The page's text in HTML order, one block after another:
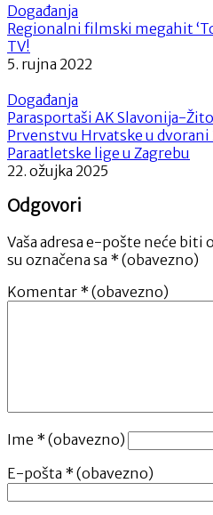
Događanja
Regionalni filmski megahit
TV!
5. rujna 2022
Događanja
Parasportaši AK Slavonija-
Prvenstvu Hrvatske u dvorani
Paraatletske lige u Zagrebu
22. ožujka 2025
Odgovori
Vaša adresa e-pošte neće biti
su označena sa * (obavezno)
Komentar * (obavezno)
Ime * (obavezno)
E-pošta * (obavezno)